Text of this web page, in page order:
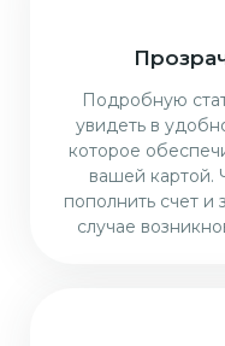
Подробную
увидеть в
которое
вашей
пополнить счет и
случае